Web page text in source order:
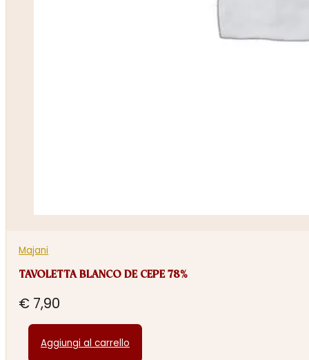
Majani
TAVOLETTA BLANCO DE CEPE 78%
€ 7,90
Aggiungi al carrello